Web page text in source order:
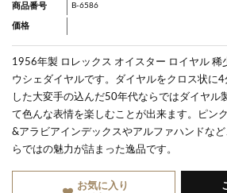
商品番号 B-6586
価格
1956年製 ロレックス オイスター ロイヤル 稀
ウシェダイヤルです。ダイヤルをクロス状に
した大変手の込んだ50年代ならではダイヤル
て色んな表情を楽しむことが出来ます。ピン
&アラビアインデックスやアルファハンドな
らではの魅力が詰まった逸品です。
お気に入り